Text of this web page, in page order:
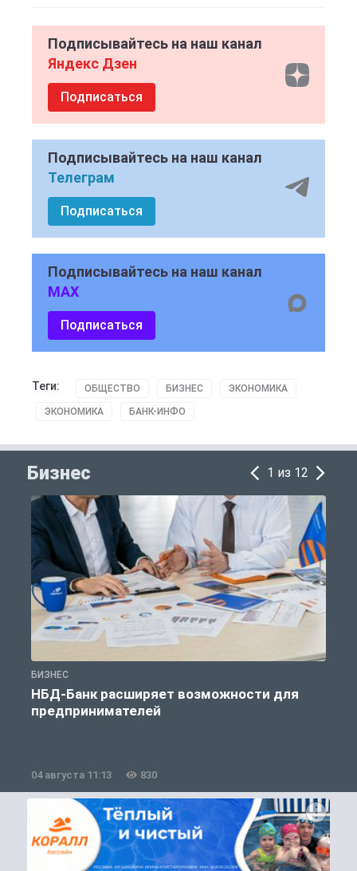
Подписывайтесь на наш канал
Яндекс Дзен
Подписаться
Подписывайтесь на наш канал
Телеграм
Подписаться
Подписывайтесь на наш канал
MAX
Подписаться
Теги: ОБЩЕСТВО БИЗНЕС ЭКОНОМИКА
ЭКОНОМИКА БАНК-ИНФО
Бизнес 1 из 12
БИЗНЕС
НБД-Банк расширяет возможности для
предпринимателей
04 августа 11:13 830